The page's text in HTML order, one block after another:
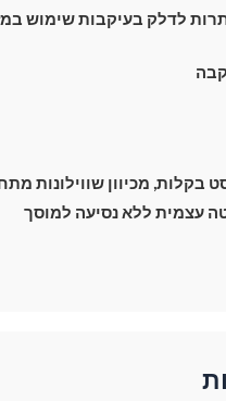
לדלק בעיקבות שימוש
בקלות, מכיוון שווילונות
עצמית ללא נסיעה למוסך